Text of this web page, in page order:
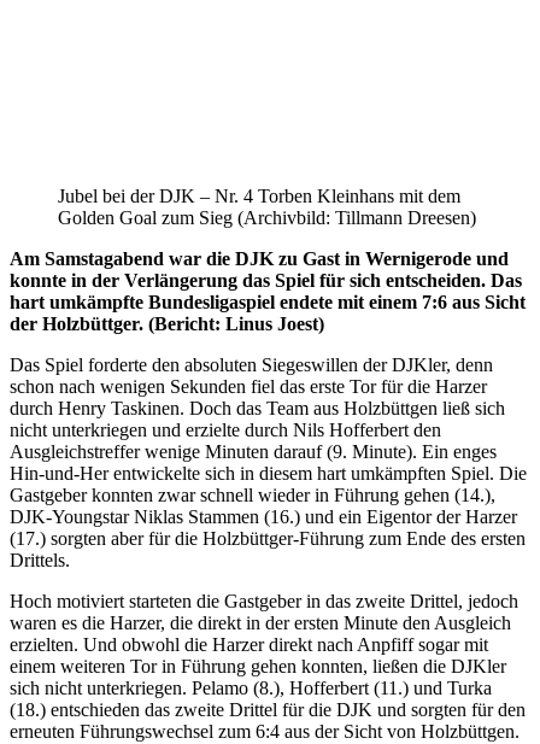
Jubel bei der DJK – Nr. 4 Torben Kleinhans mit dem
Golden Goal zum Sieg (Archivbild: Tillmann Dreesen)
Am Samstagabend war die DJK zu Gast in Wernigerode und
konnte in der Verlängerung das Spiel für sich entscheiden. Das
hart umkämpfte Bundesligaspiel endete mit einem 7:6 aus Sicht
der Holzbüttger. (Bericht: Linus Joest)
Das Spiel forderte den absoluten Siegeswillen der DJKler, denn
schon nach wenigen Sekunden fiel das erste Tor für die Harzer
durch Henry Taskinen. Doch das Team aus Holzbüttgen ließ sich
nicht unterkriegen und erzielte durch Nils Hofferbert den
Ausgleichstreffer wenige Minuten darauf (9. Minute). Ein enges
Hin-und-Her entwickelte sich in diesem hart umkämpften Spiel. Die
Gastgeber konnten zwar schnell wieder in Führung gehen (14.),
DJK-Youngstar Niklas Stammen (16.) und ein Eigentor der Harzer
(17.) sorgten aber für die Holzbüttger-Führung zum Ende des ersten
Drittels.
Hoch motiviert starteten die Gastgeber in das zweite Drittel, jedoch
waren es die Harzer, die direkt in der ersten Minute den Ausgleich
erzielten. Und obwohl die Harzer direkt nach Anpfiff sogar mit
einem weiteren Tor in Führung gehen konnten, ließen die DJKler
sich nicht unterkriegen. Pelamo (8.), Hofferbert (11.) und Turka
(18.) entschieden das zweite Drittel für die DJK und sorgten für den
erneuten Führungswechsel zum 6:4 aus der Sicht von Holzbüttgen.